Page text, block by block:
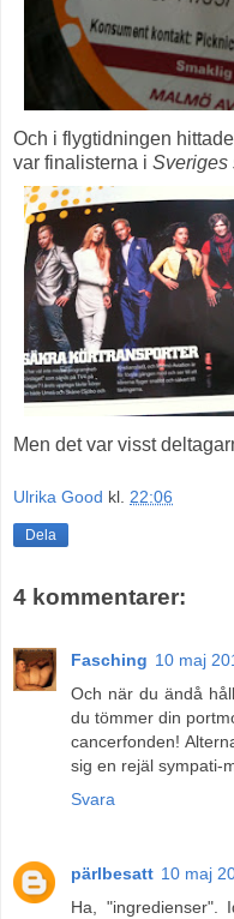
Och i flygtidningen
var finalisterna i Sveriges
Men det var visst
Ulrika Good kl. 22:06
Dela
4 kommentarer:
Fasching 10 maj
Och när du ändå
du tömmer din
cancerfonden!
sig en rejäl sympati-
Svara
pärlbesatt 10 maj
Ha, "ingredienser".